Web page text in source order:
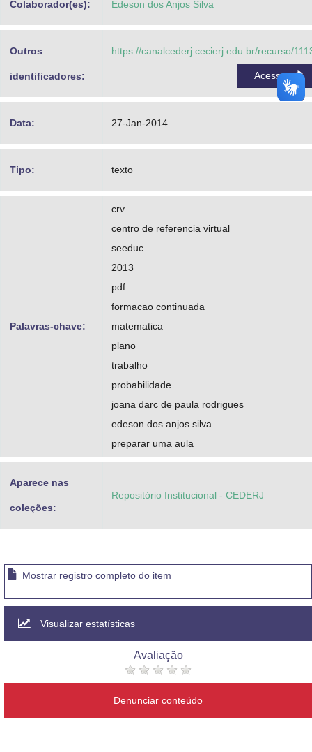
Colaborador(es): Edeson dos Anjos Silva
Outros
identificadores:
https://canalcederj.cecierj.edu.br/recurso/
Acessar
Data: 27-Jan-2014
Tipo: texto
Palavras-chave:
crv
centro de referencia virtual
seeduc
2013
pdf
formacao continuada
matematica
plano
trabalho
probabilidade
joana darc de paula rodrigues
edeson dos anjos silva
preparar uma aula
Aparece nas
coleções:
Repositório Institucional - CEDERJ
Mostrar registro completo do item
Visualizar estatísticas
Avaliação
Denunciar conteúdo